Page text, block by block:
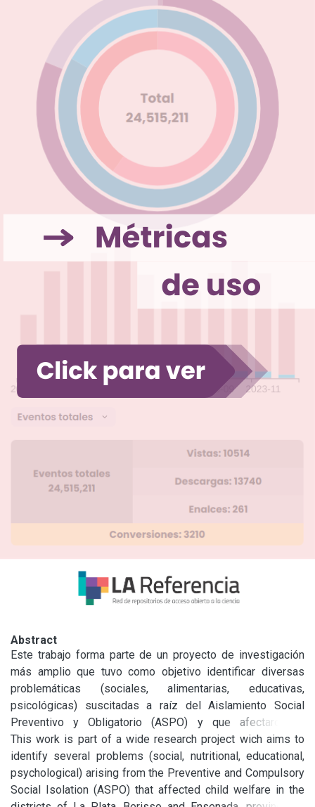
Abstract
Este trabajo forma parte de un proyecto de investigación
más amplio que tuvo como objetivo identificar diversas
problemáticas (sociales, alimentarias, educativas,
psicológicas) suscitadas a raíz del Aislamiento Social
Preventivo y Obligatorio (ASPO) y que afectaron el
bienestar infantil en los distritos de La Plata, Berisso y
Ensenada, provincia de Buenos Aires. En este artículo nos
enfocamos puntualmente en recuperar las voces de los/as
trabajadores/as del área educativa, que se desempeñaban
This work is part of a wide research project wich aims to
identify several problems (social, nutritional, educational,
psychological) arising from the Preventive and Compulsory
Social Isolation (ASPO) that affected child welfare in the